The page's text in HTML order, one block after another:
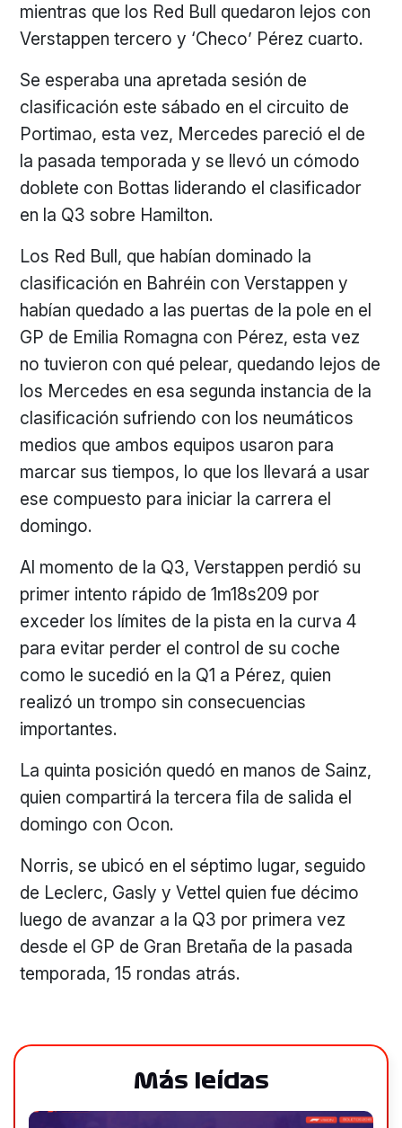
mientras que los Red Bull quedaron lejos con
Verstappen tercero y ‘Checo’ Pérez cuarto.
Se esperaba una apretada sesión de
clasificación este sábado en el circuito de
Portimao, esta vez, Mercedes pareció el de
la pasada temporada y se llevó un cómodo
doblete con Bottas liderando el clasificador
en la Q3 sobre Hamilton.
Los Red Bull, que habían dominado la
clasificación en Bahréin con Verstappen y
habían quedado a las puertas de la pole en el
GP de Emilia Romagna con Pérez, esta vez
no tuvieron con qué pelear, quedando lejos de
los Mercedes en esa segunda instancia de la
clasificación sufriendo con los neumáticos
medios que ambos equipos usaron para
marcar sus tiempos, lo que los llevará a usar
ese compuesto para iniciar la carrera el
domingo.
Al momento de la Q3, Verstappen perdió su
primer intento rápido de 1m18s209 por
exceder los límites de la pista en la curva 4
para evitar perder el control de su coche
como le sucedió en la Q1 a Pérez, quien
realizó un trompo sin consecuencias
importantes.
La quinta posición quedó en manos de Sainz,
quien compartirá la tercera fila de salida el
domingo con Ocon.
Norris, se ubicó en el séptimo lugar, seguido
de Leclerc, Gasly y Vettel quien fue décimo
luego de avanzar a la Q3 por primera vez
desde el GP de Gran Bretaña de la pasada
temporada, 15 rondas atrás.
Más leídas